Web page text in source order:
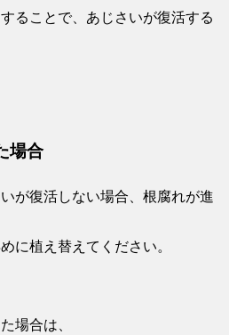
ることで、あじさいが復活する
場合
が復活しない場合、根腐れが進
に植え替えてください。
場合は、